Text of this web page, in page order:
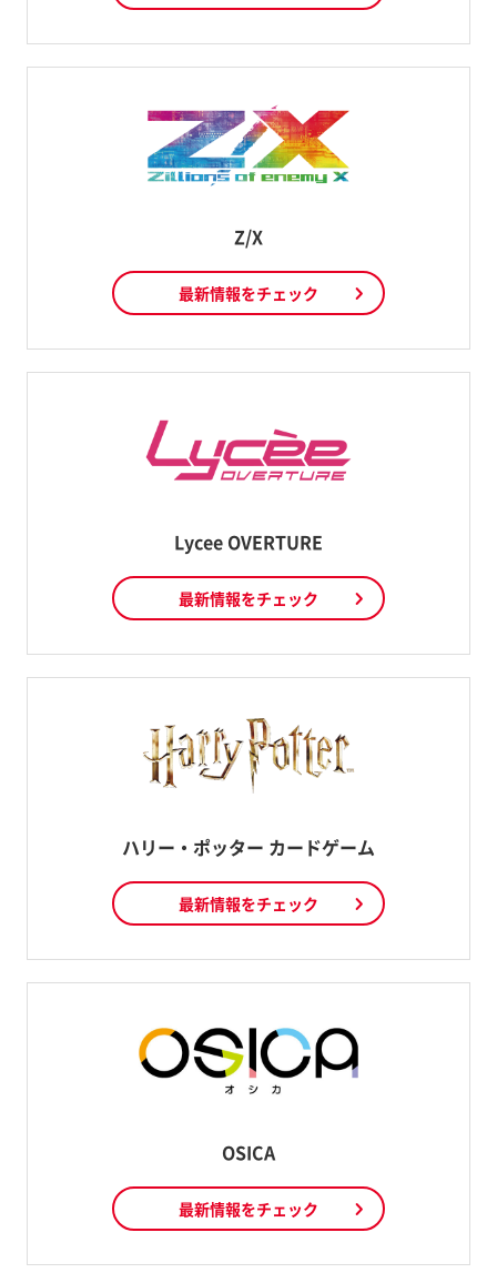
Z/X
最新情報をチェック
Lycee OVERTURE
最新情報をチェック
ハリー・ポッター カードゲーム
最新情報をチェック
OSICA
最新情報をチェック